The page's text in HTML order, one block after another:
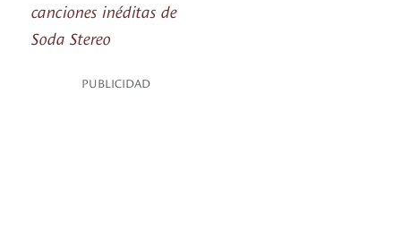
canciones inéditas de
Soda Stereo
PUBLICIDAD